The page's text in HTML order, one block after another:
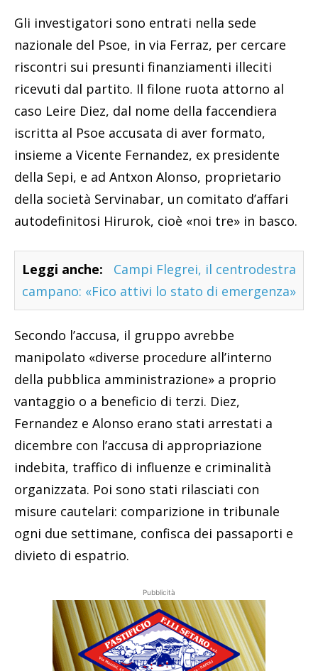
Gli investigatori sono entrati nella sede
nazionale del Psoe, in via Ferraz, per cercare
riscontri sui presunti finanziamenti illeciti
ricevuti dal partito. Il filone ruota attorno al
caso Leire Diez, dal nome della faccendiera
iscritta al Psoe accusata di aver formato,
insieme a Vicente Fernandez, ex presidente
della Sepi, e ad Antxon Alonso, proprietario
della società Servinabar, un comitato d’affari
autodefinitosi Hirurok, cioè «noi tre» in basco.
Leggi anche:
Campi Flegrei, il centrodestra
campano: «Fico attivi lo stato di emergenza»
Secondo l’accusa, il gruppo avrebbe
manipolato «diverse procedure all’interno
della pubblica amministrazione» a proprio
vantaggio o a beneficio di terzi. Diez,
Fernandez e Alonso erano stati arrestati a
dicembre con l’accusa di appropriazione
indebita, traffico di influenze e criminalità
organizzata. Poi sono stati rilasciati con
misure cautelari: comparizione in tribunale
ogni due settimane, confisca dei passaporti e
divieto di espatrio.
Pubblicità